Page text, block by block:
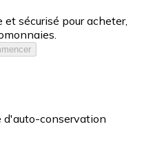
sécurisé pour acheter,
d'auto-conservation